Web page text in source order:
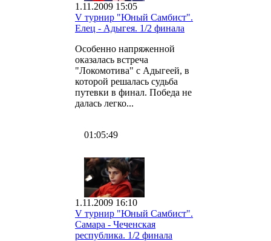
1.11.2009 15:05
V турнир "Юный Самбист".
Елец - Адыгея. 1/2 финала
Особенно напряженной
оказалась встреча
"Локомотива" с Адыгеей, в
которой решалась судьба
путевки в финал. Победа не
далась легко...
01:05:49
1.11.2009 16:10
V турнир "Юный Самбист".
Самара - Чеченская
республика. 1/2 финала